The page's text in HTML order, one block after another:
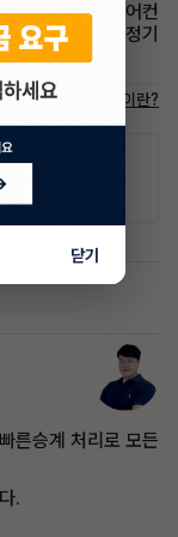
에어컨 풀오토에어컨
에어컨 공기청정기
저공해차량이란?
차장
할인
해 주세요.
른승계 처리로 모든
.
닫기